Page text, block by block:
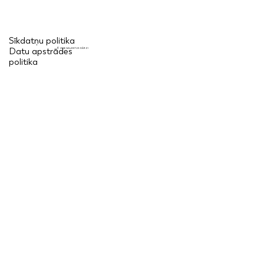
Sīkdatņu politika
Datu apstrādes
politika
© 2026 GALANTUS DĀRZI